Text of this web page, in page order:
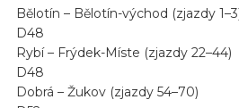
Bělotín – Bělotín-východ (zjazdy
D48
Rybí – Frýdek-Míste (zjazdy 22–44)
D48
Dobrá – Žukov (zjazdy 54–70)